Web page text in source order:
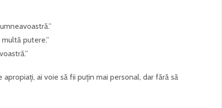
putere.”
ai voie să fii puțin mai personal, dar fără să